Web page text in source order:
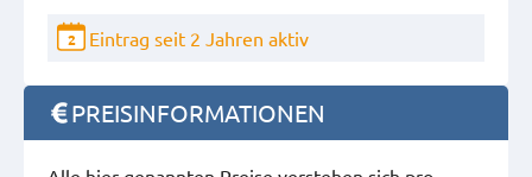
2 Eintrag seit 2 Jahren aktiv
PREISINFORMATIONEN